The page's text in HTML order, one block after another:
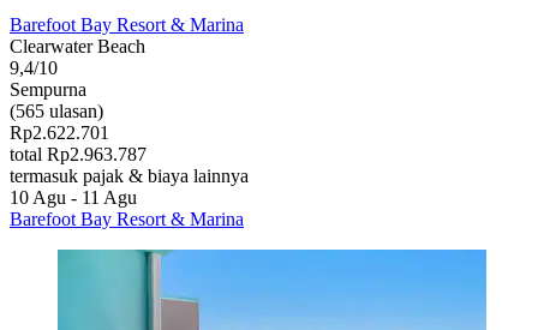
Barefoot Bay Resort & Marina
Clearwater Beach
9,4/10
Sempurna
(565 ulasan)
Rp2.622.701
total Rp2.963.787
termasuk pajak & biaya lainnya
10 Agu - 11 Agu
Barefoot Bay Resort & Marina